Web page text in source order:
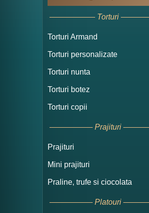
Torturi
Torturi Armand
Torturi personalizate
Torturi nunta
Torturi botez
Torturi copii
Prajituri
Prajituri
Mini prajituri
Praline, trufe si ciocolata
Platouri